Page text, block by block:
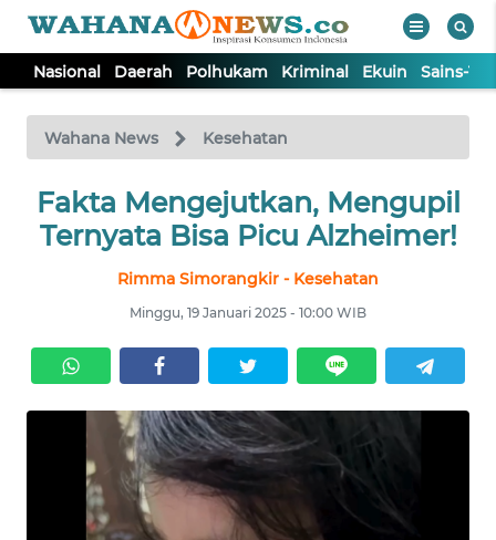
Nasional Daerah Polhukam Kriminal Ekuin Sains-
Wahana News Kesehatan
Fakta Mengejutkan, Mengupil
Ternyata Bisa Picu Alzheimer!
Rimma Simorangkir - Kesehatan
Minggu, 19 Januari 2025 - 10:00 WIB
TV
Tutup
NASIONAL
KRIMINAL
SAINS-TEKNO